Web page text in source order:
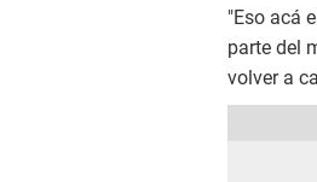
"Eso acá
parte del
volver a